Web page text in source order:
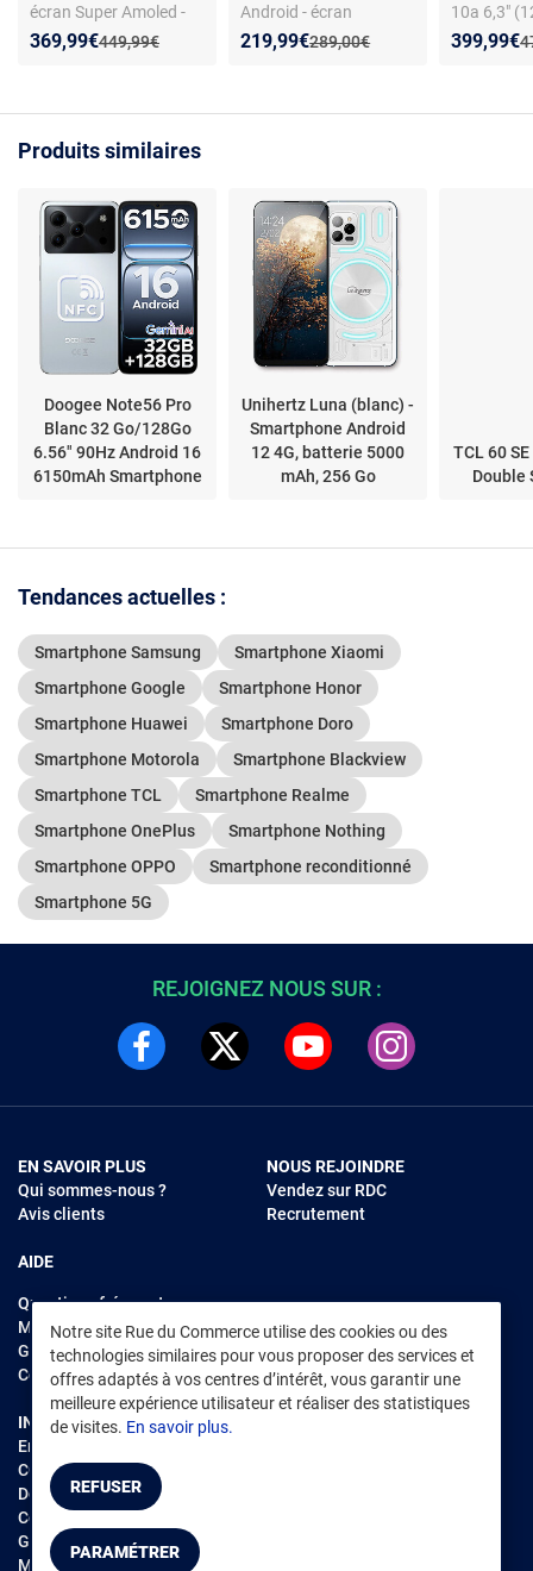
écran Super Amoled -
5G - triple appareil
Ancien prix :
449,99€
Nouveau prix :
369,99€
Réduction de :
Android - écran
Dynamic AMOLED 2X -
Ancien prix :
289,00€
Nouveau prix :
219,99€
Réduction de :
10a 6,3"
RAM) Dual
Nouveau
399,99€
Produits similaires
Doogee Note56 Pro
Blanc 32 Go/128Go
6.56" 90Hz Android 16
6150mAh Smartphone
Unihertz Luna (blanc) -
Smartphone Android
12 4G, batterie 5000
mAh, 256 Go
TCL 60
Double
Tendances actuelles :
Smartphone Samsung
Smartphone Xiaomi
Smartphone Google
Smartphone Honor
Smartphone Huawei
Smartphone Doro
Smartphone Motorola
Smartphone Blackview
Smartphone TCL
Smartphone Realme
Smartphone OnePlus
Smartphone Nothing
Smartphone OPPO
Smartphone reconditionné
Smartphone 5G
Notre site Rue du Commerce utilise des cookies ou des
technologies similaires pour vous proposer des services et
offres adaptés à vos centres d’intérêt, vous garantir une
meilleure expérience utilisateur et réaliser des statistiques
de visites. En savoir plus.
REFUSER
PARAMÉTRER
REJOIGNEZ NOUS SUR :
EN SAVOIR PLUS
Qui sommes-nous ?
Avis clients
AIDE
Questions fréquentes
Modes de règlements
Garantie et retours
Contacter Rue du Commerce
NOUS REJOINDRE
Vendez sur RDC
Recrutement
INFORMATIONS LÉGALES
Environnement
CGV /CGU Marketplace
Données personnelles
Cookies
Gérer mes cookies
Mentions légales